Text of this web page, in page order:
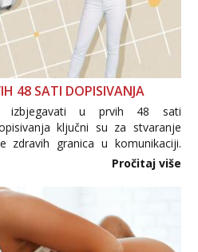
48 SATI DOPISIVANJA
izbjegavati u prvih 48 sati
ključni su za stvaranje
zdravih granica u komunikaciji.
otkrivanje osobnih ili intimnih
osoba još nije zaslužila to
Pročitaj više